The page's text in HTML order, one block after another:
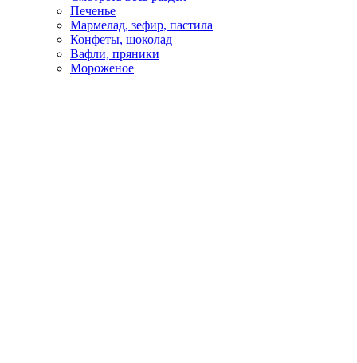
Печенье
Мармелад, зефир, пастила
Конфеты, шоколад
Вафли, пряники
Мороженое